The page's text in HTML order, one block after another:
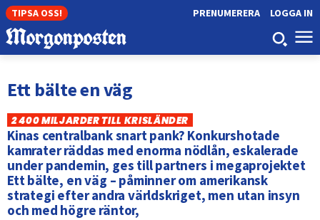
TIPSA OSS! LOGGA IN
PRENUMERERA
Ett bälte en väg
2 400 MILJARDER TILL KRISLÄNDER
Kinas centralbank snart pank? Konkurshotade
kamrater räddas med enorma nödlån, eskalerade
under pandemin, ges till partners i megaprojektet
Ett bälte, en väg – påminner om amerikansk
strategi efter andra världskriget, men utan insyn
och med högre räntor,